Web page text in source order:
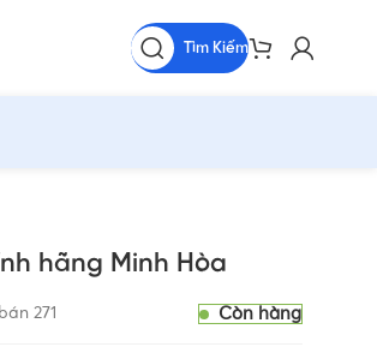
Tìm Kiếm
hãng Minh Hòa
271 Còn hàng